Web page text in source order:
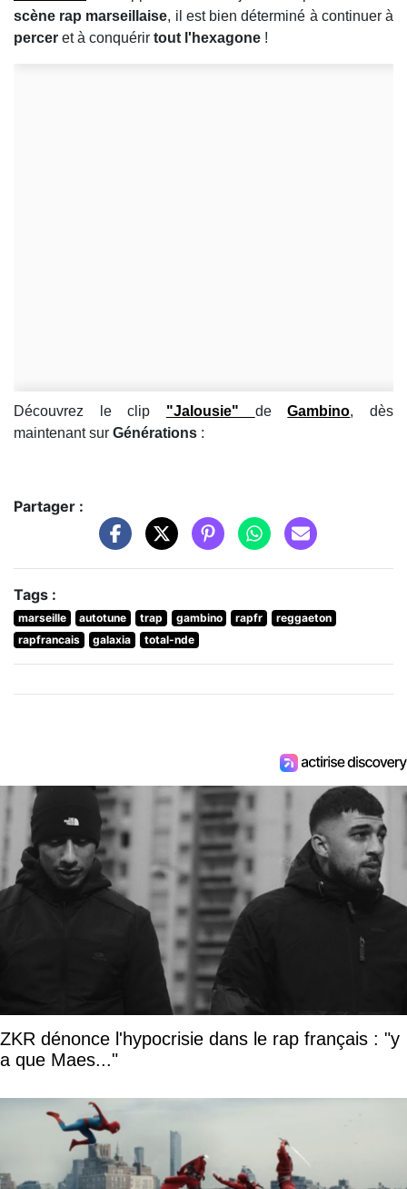
scène rap marseillaise, il est bien déterminé à continuer à
percer et à conquérir tout l'hexagone !
Découvrez le clip "Jalousie" deGambino, dès
maintenant sur Générations :
Partager :
Tags :
marseille autotune trap gambino rapfr
reggaeton
rapfrancais
galaxia total-nde
ZKR dénonce l'hypocrisie dans le rap français : "y
a que Maes..."